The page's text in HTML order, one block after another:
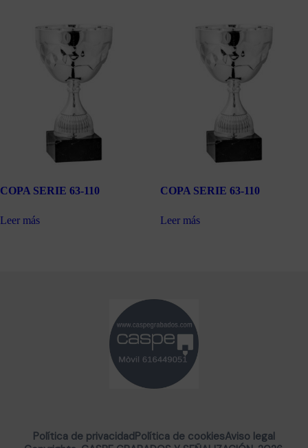
COPA SERIE 63-110
Leer más
COPA SERIE 63-110
Leer más
Política de privacidadPolítica de cookiesAviso legal